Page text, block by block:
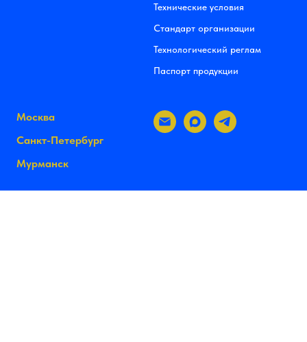
Технические условия
Стандарт организации
Технологический реглам
Паспорт продукции
Москва
Санкт-Петербург
Мурманск